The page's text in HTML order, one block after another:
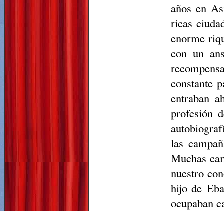
años en
ricas
enorme
con un
constante
entraban
profesión
las
Muchas
nuestro
hijo de
ocupaban